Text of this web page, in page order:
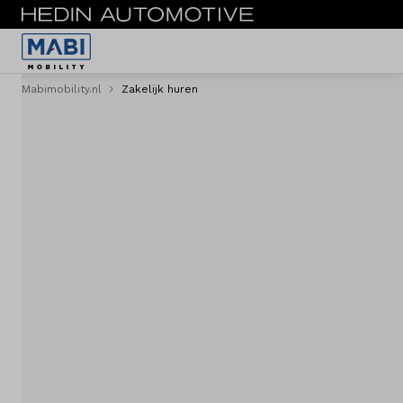
Menu
Mabimobility.nl Zakelijk huren